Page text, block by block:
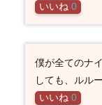
いいね 0
僕が全てのナ
しても、ルル
いいね 0